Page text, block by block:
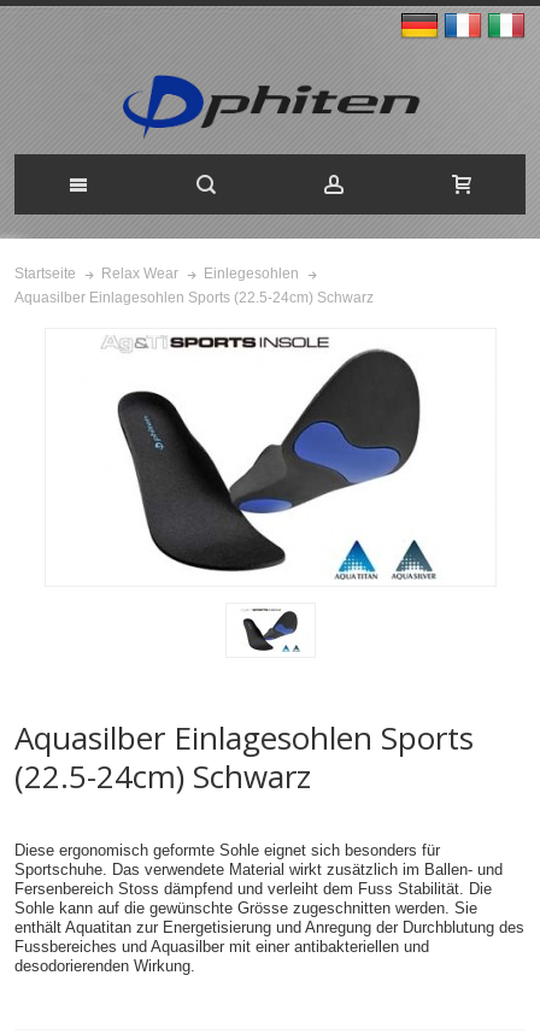
Startseite Relax Wear
Einlegesohlen
Aquasilber Einlagesohlen Sports (22.5-24cm) Schwarz
Aquasilber Einlagesohlen Sports
(22.5-24cm) Schwarz
Diese ergonomisch geformte Sohle eignet sich besonders für
Sportschuhe. Das verwendete Material wirkt zusätzlich im Ballen- und
Fersenbereich Stoss dämpfend und verleiht dem Fuss Stabilität. Die
Sohle kann auf die gewünschte Grösse zugeschnitten werden. Sie
enthält Aquatitan zur Energetisierung und Anregung der Durchblutung des
Fussbereiches und Aquasilber mit einer antibakteriellen und
desodorierenden Wirkung.